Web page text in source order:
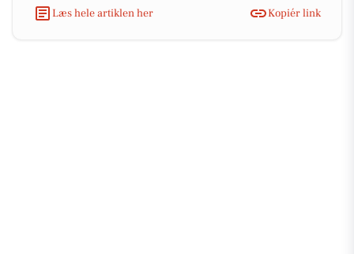
Læs hele artiklen her Kopiér link